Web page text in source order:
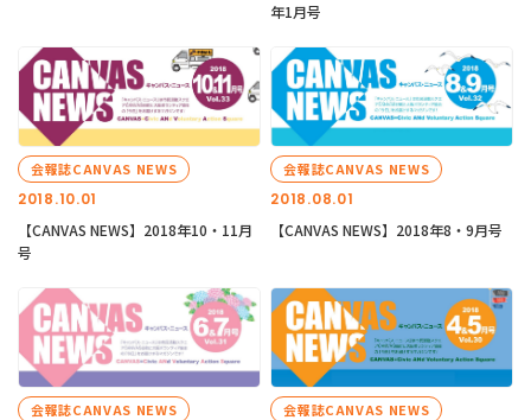
年1月号
2018.10.01
会報誌CANVAS NEWS
【CANVAS NEWS】2018年10・11月
号
2018.08.01
会報誌CANVAS NEWS
【CANVAS NEWS】2018年8・9月号
会報誌CANVAS NEWS 会報誌CANVAS NEWS